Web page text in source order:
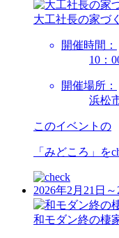
大工社長の家づ
開催時間：
10：
開催場所：
浜松
このイベントの
「みどころ」を
2026年2月21日～
和モダン終の棲